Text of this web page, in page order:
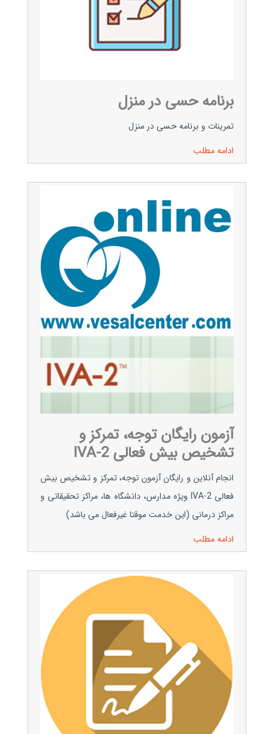
برنامه حسی در منزل
تمرینات و برنامه حسی در منزل
ادامه مطلب
آزمون رایگان توجه، تمرکز و
تشخیص بیش فعالی IVA-2
انجام آنلاین و رایگان آزمون توجه، تمرکز و تشخیص بیش
فعالی IVA-2 ویژه مدارس، دانشگاه ها، مراکز تحقیقاتی و
مراکز درمانی (این خدمت موقتا غیرفعال می باشد)
ادامه مطلب